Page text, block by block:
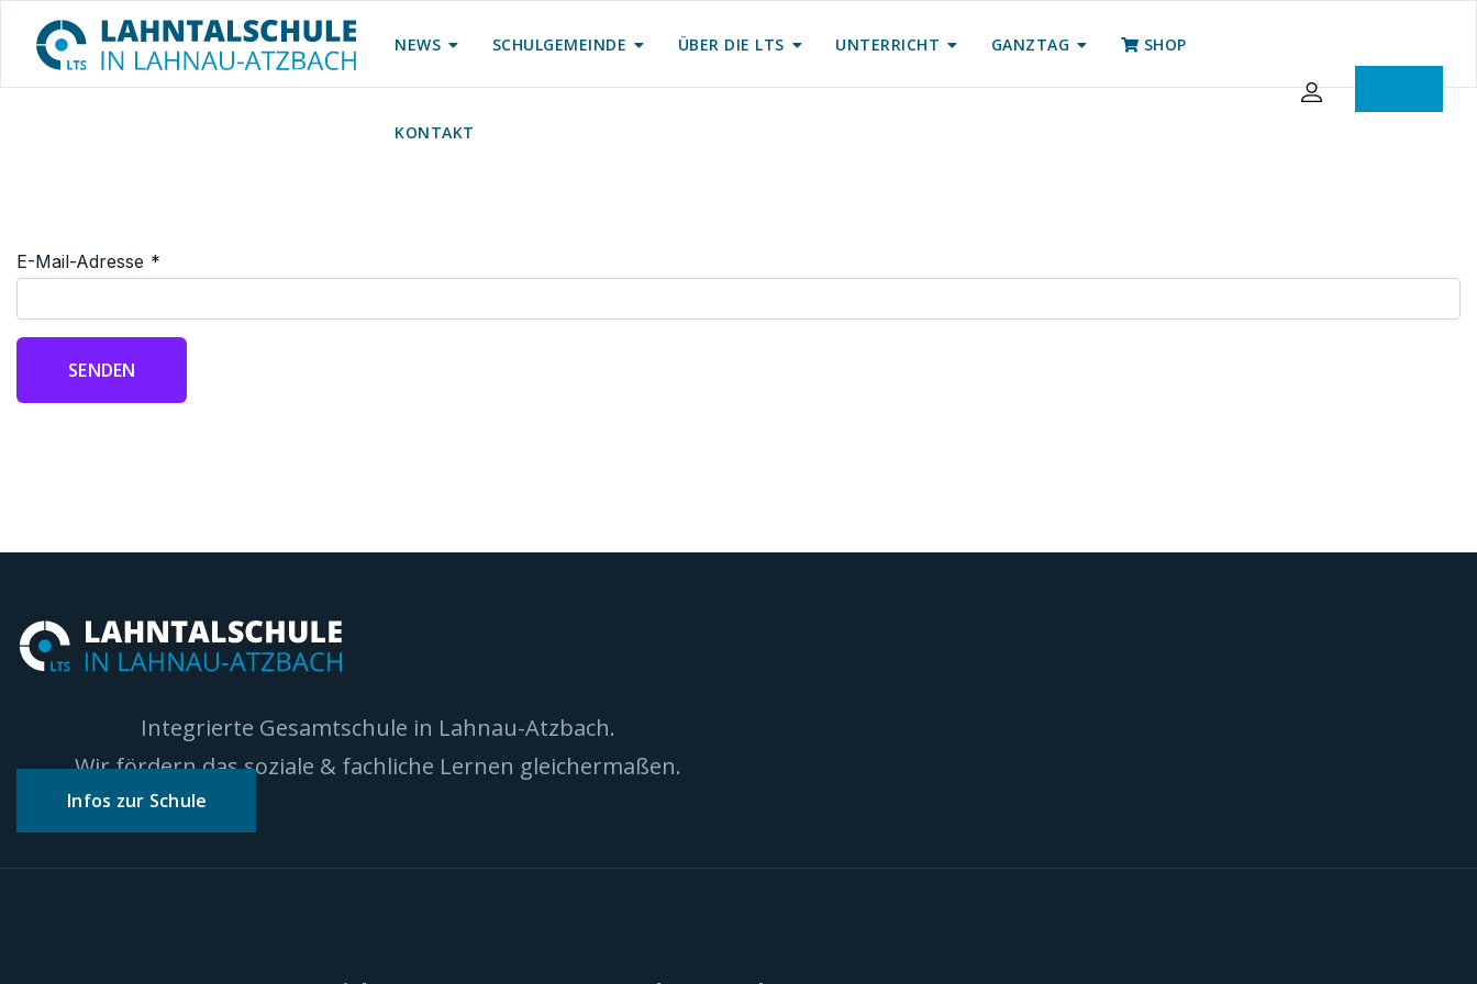
NEWS SCHULGEMEINDE ÜBER DIE LTS UNTERRICHT GANZTAG SHOP
KONTAKT
E-Mail-Adresse *
SENDEN
Integrierte Gesamtschule in Lahnau-Atzbach.
Wir fördern das soziale & fachliche Lernen gleichermaßen.
Infos zur Schule